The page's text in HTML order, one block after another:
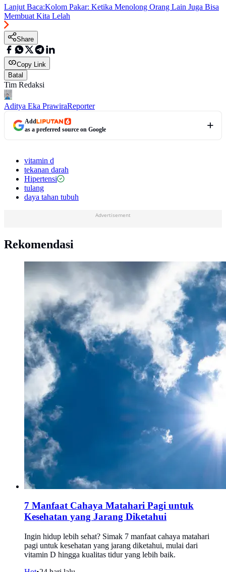
Lanjut Baca:Kolom Pakar: Ketika Menolong Orang Lain Juga Bisa
Membuat Kita Lelah
Share
Copy Link
Batal
Tim Redaksi
Aditya Eka PrawiraReporter
Add
as a preferred source on Google
vitamin d
tekanan darah
Hipertensi
tulang
daya tahan tubuh
Advertisement
Rekomendasi
7 Manfaat Cahaya Matahari Pagi untuk
Kesehatan yang Jarang Diketahui
Ingin hidup lebih sehat? Simak 7 manfaat cahaya matahari
pagi untuk kesehatan yang jarang diketahui, mulai dari
vitamin D hingga kualitas tidur yang lebih baik.